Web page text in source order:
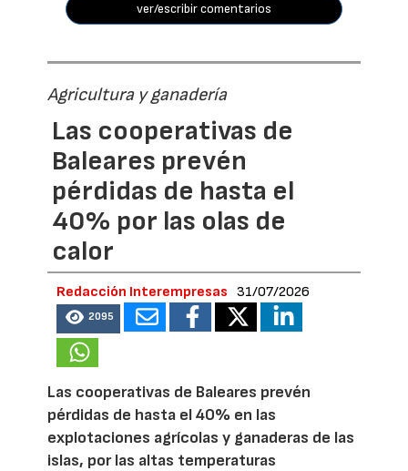
ver/escribir comentarios
Agricultura y ganadería
Las cooperativas de
Baleares prevén
pérdidas de hasta el
40% por las olas de
calor
Redacción Interempresas 31/07/2026
2095
Las cooperativas de Baleares prevén
pérdidas de hasta el 40% en las
explotaciones agrícolas y ganaderas de las
islas, por las altas temperaturas